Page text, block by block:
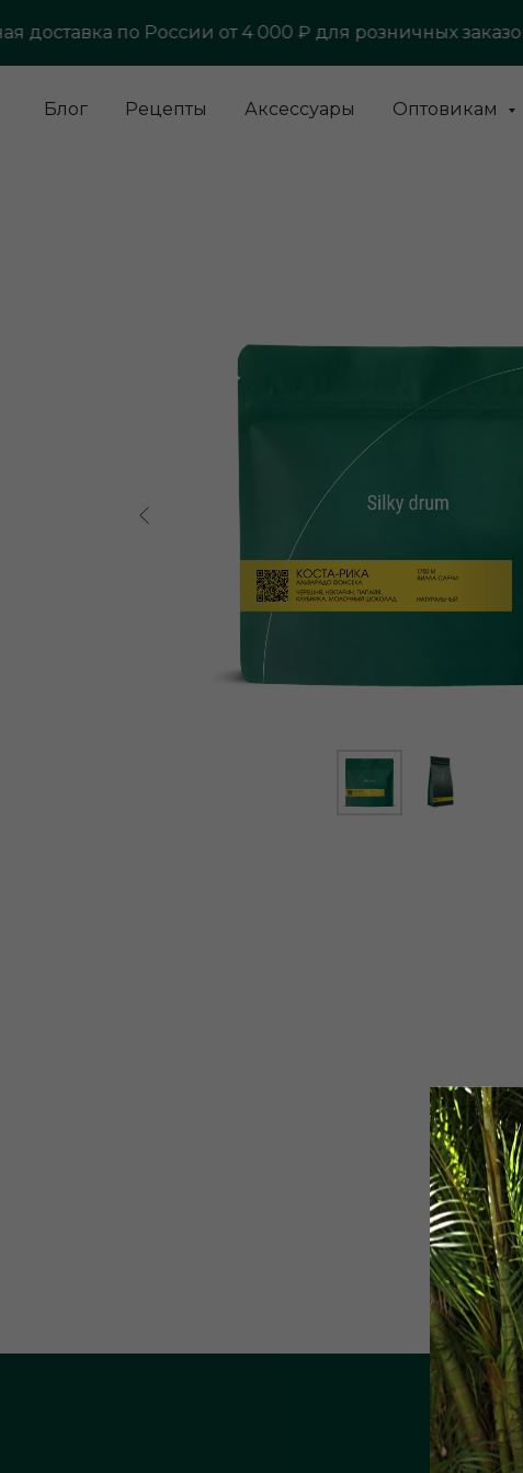
по России от 4 000 ₽ для розничных заказов
Блог Рецепты Аксессуары Оптовикам